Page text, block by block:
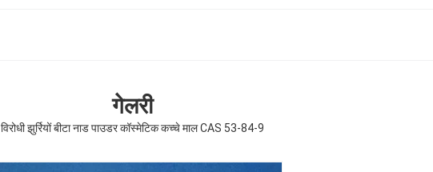
गेलरी
विरोधी झुर्रियों बीटा नाड पाउडर कॉस्मेटिक कच्चे माल CAS 53-84-9